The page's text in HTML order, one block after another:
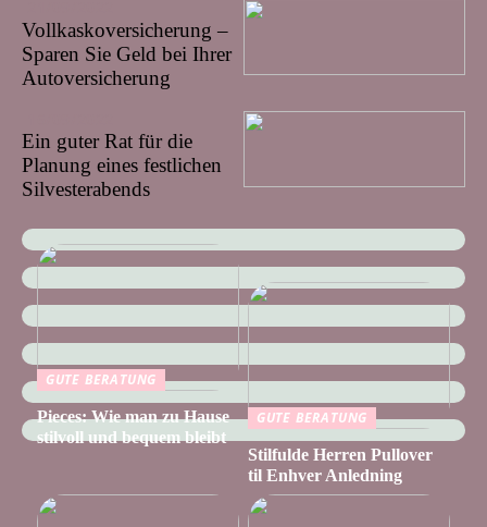
Vollkaskoversicherung –
Sparen Sie Geld bei Ihrer
Autoversicherung
Ein guter Rat für die
Planung eines festlichen
Silvesterabends
GUTE BERATUNG
Pieces: Wie man zu Hause
stilvoll und bequem bleibt
GUTE BERATUNG
Stilfulde Herren Pullover
til Enhver Anledning